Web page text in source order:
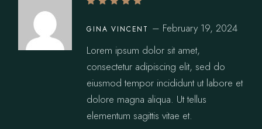
GINA VINCENT – February 19, 2024
Lorem ipsum dolor sit amet,
consectetur adipiscing elit, sed do
eiusmod tempor incididunt ut labore et
dolore magna aliqua. Ut tellus
elementum sagittis vitae et.